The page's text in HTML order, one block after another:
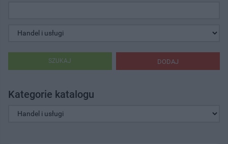
DODAJ
SZUKAJ
Kategorie katalogu